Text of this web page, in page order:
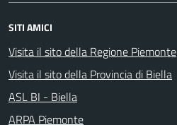
SITI AMICI
Visita il sito della Regione Piemonte
Visita il sito della Provincia di Biella
ASL BI - Biella
ARPA Piemonte